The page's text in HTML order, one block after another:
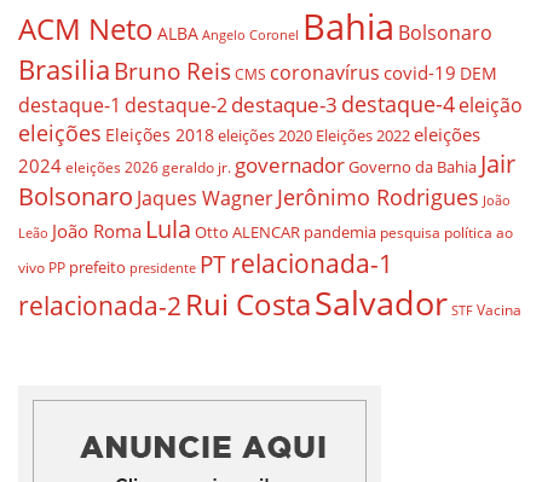
ACM Neto ALBA Angelo Coronel Bahia Bolsonaro
BrasiliaBruno ReisCMS coronavírus covid-19 DEM
destaque-1 destaque-2destaque-3 destaque-4eleição
eleições Eleições 2018eleições 2020 Eleições 2022eleições
2024 eleições 2026 geraldo jr. governadorGoverno da Bahia Jair
Bolsonaro Jaques WagnerJerônimo Rodrigues João
Leão João Roma Lula Otto ALENCAR pandemia pesquisa política ao
vivo PP prefeito presidente PTrelacionada-1
relacionada-2 Rui CostaSalvador STF Vacina